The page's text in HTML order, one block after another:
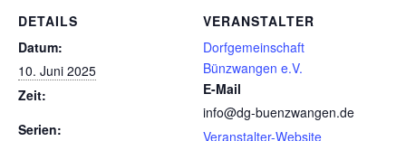
DETAILS
Datum:
10. Juni 2025
Zeit:
Serien:
VERANSTALTER
Dorfgemeinschaft
Bünzwangen e.V.
E-Mail
info@dg-buenzwangen.de
Veranstalter-Website